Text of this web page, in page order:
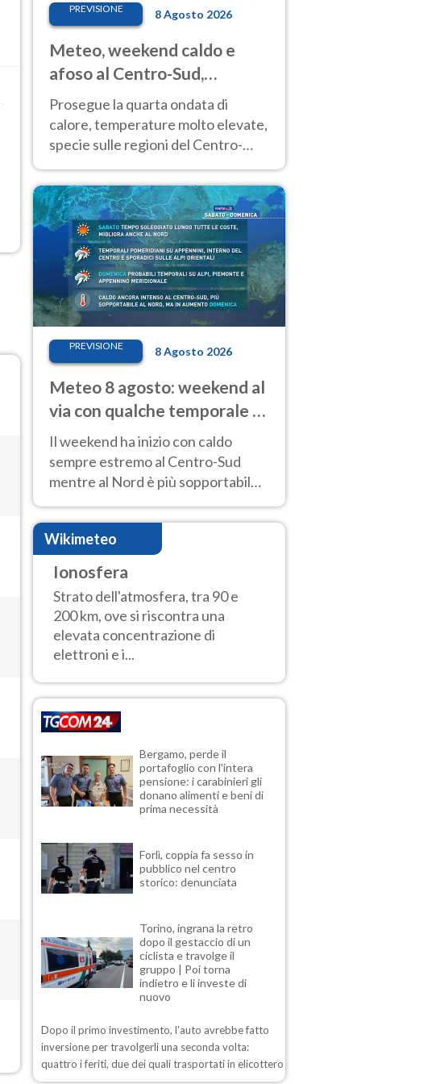
PREVISIONE 8 Agosto 2026
Meteo, weekend caldo e
afoso al Centro-Sud,
temporali sui rilievi
Prosegue la quarta ondata di
calore, temperature molto elevate,
specie sulle regioni del Centro-
aree montuose
PREVISIONE 8 Agosto 2026
Meteo 8 agosto: weekend al
via con qualche temporale e
caldo estremo al Centro-Sud
Il weekend ha inizio con caldo
sempre estremo al Centro-Sud
mentre al Nord è più sopportabile
fino a domenica 9. Temporali di
calore sui rilievi.
Wikimeteo
Ionosfera
Strato dell'atmosfera, tra 90 e
200 km, ove si riscontra una
elevata concentrazione di
elettroni e i...
Bergamo, perde il
portafoglio con l'intera
pensione: i carabinieri gli
donano alimenti e beni di
prima necessità
Forlì, coppia fa sesso in
pubblico nel centro
storico: denunciata
Torino, ingrana la retro
dopo il gestaccio di un
ciclista e travolge il
gruppo | Poi torna
indietro e li investe di
nuovo
Dopo il primo investimento, l'auto avrebbe fatto
inversione per travolgerli una seconda volta:
quattro i feriti, due dei quali trasportati in elicottero